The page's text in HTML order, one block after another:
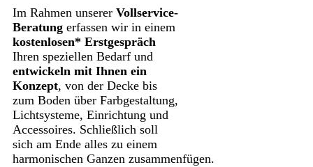
Im Rahmen unserer Vollservice-
Beratung erfassen wir in einem
kostenlosen* Erstgespräch
Ihren speziellen Bedarf und
entwickeln mit Ihnen ein
Konzept, von der Decke bis
zum Boden über Farbgestaltung,
Lichtsysteme, Einrichtung und
Accessoires. Schließlich soll
sich am Ende alles zu einem
harmonischen Ganzen zusammenfügen.